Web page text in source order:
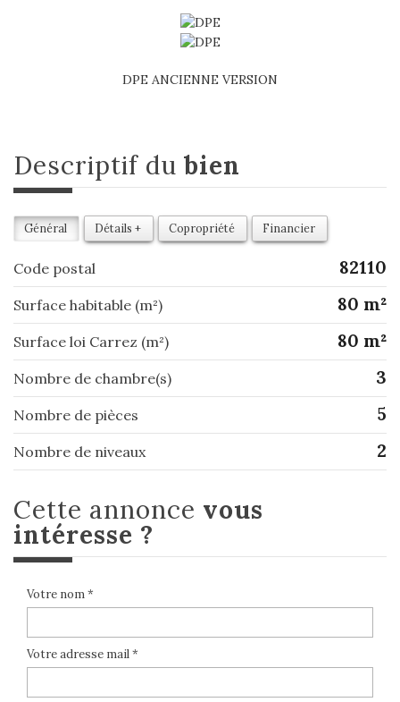
DPE ANCIENNE VERSION
descriptif du bien
Général Détails + Copropriété Financier
Code postal 82110
Surface habitable (m²) 80 m²
Surface loi Carrez (m²) 80 m²
Nombre de chambre(s) 3
Nombre de pièces 5
Nombre de niveaux 2
cette annonce vous
intéresse ?
Votre nom *
Votre adresse mail *